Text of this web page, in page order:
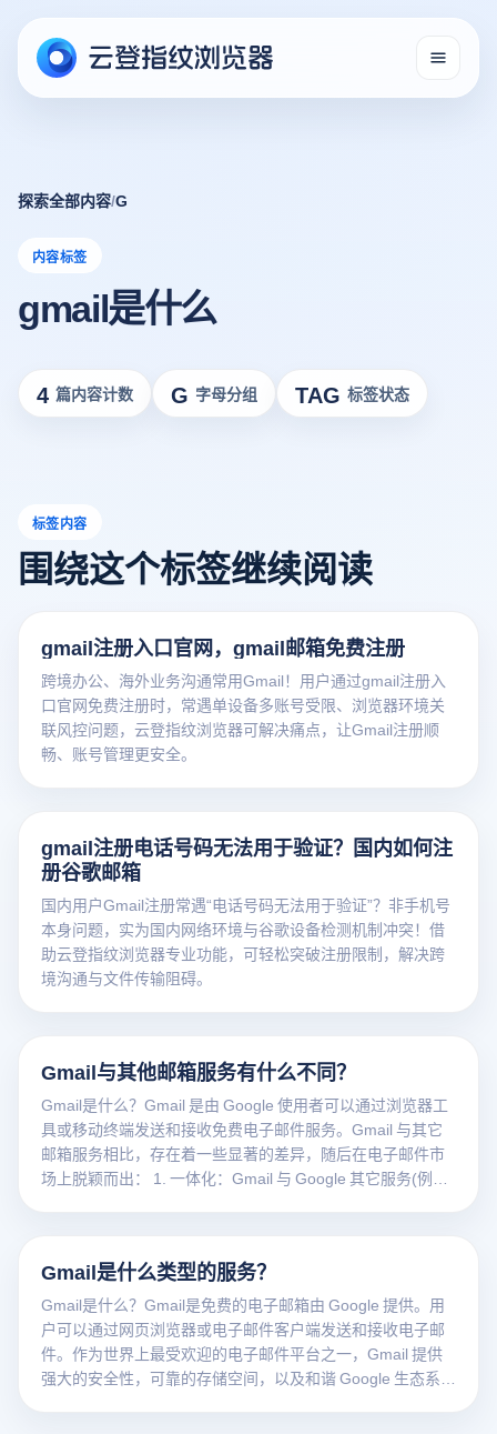
探索全部内容/G
内容标签
gmail是什么
4 篇内容计数 G 字母分组 TAG 标签状态
标签内容
围绕这个标签继续阅读
gmail注册入口官网，gmail邮箱免费注册
跨境办公、海外业务沟通常用Gmail！用户通过gmail注册入
口官网免费注册时，常遇单设备多账号受限、浏览器环境关
联风控问题，云登指纹浏览器可解决痛点，让Gmail注册顺
畅、账号管理更安全。
gmail注册电话号码无法用于验证？国内如何注
册谷歌邮箱
国内用户Gmail注册常遇“电话号码无法用于验证”？非手机号
本身问题，实为国内网络环境与谷歌设备检测机制冲突！借
助云登指纹浏览器专业功能，可轻松突破注册限制，解决跨
境沟通与文件传输阻碍。
Gmail与其他邮箱服务有什么不同？
Gmail是什么？Gmail 是由 Google 使用者可以通过浏览器工
具或移动终端发送和接收免费电子邮件服务。Gmail 与其它
邮箱服务相比，存在着一些显著的差异，随后在电子邮件市
场上脱颖而出： 1. 一体化：Gmail 与 Google 其它服务(例如
可以通过关键字、标签和过滤器快速找到特定的电子邮件，
这在处理大量的电子邮件时尤为有用。 3. 高级安全：Gmail
提供多层次的安全保护，包括多重身份验证、智能垃圾邮件
过滤和先进的恶意软件检测，确保有效保护用户的电子邮件
账号和电子邮件内容。 4. 大容量存储：Gmail 在不迅速遇到
Gmail是什么类型的服务？
Gmail是什么？Gmail是免费的电子邮箱由 Google 提供。用
户可以通过网页浏览器或电子邮件客户端发送和接收电子邮
件。作为世界上最受欢迎的电子邮件平台之一，Gmail 提供
强大的安全性，可靠的存储空间，以及和谐 Google 生态系统